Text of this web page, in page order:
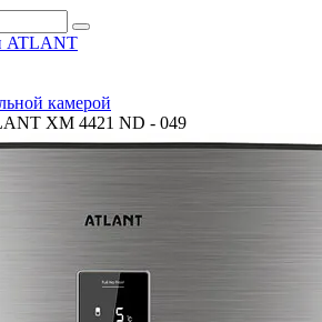
ATLANT
камерой
ХМ 4421 ND - 049